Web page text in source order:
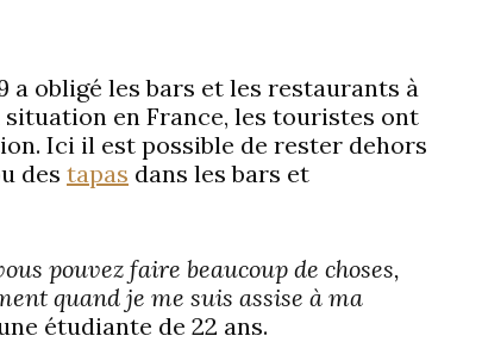
a obligé les bars et les restaurants à
en France, les touristes ont
Ici il est possible de rester dehors
des tapas dans les bars et
pouvez faire beaucoup de choses,
quand je me suis assise à ma
étudiante de 22 ans.